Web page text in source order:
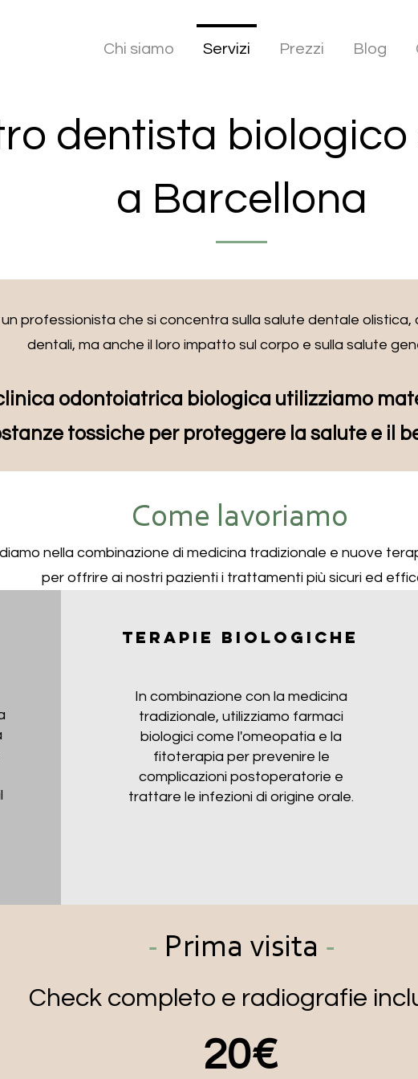
Chi siamo Servizi Prezzi Blog
dentista biologico
a Barcellona
professionista che si concentra sulla salute dentale
dentali, ma anche il loro impatto sul corpo e sulla salute
odontoiatrica biologica utilizziamo
tossiche per proteggere la salute e il
Come lavoriamo
nella combinazione di medicina tradizionale e nuove
per offrire ai nostri pazienti i trattamenti più sicuri ed
Terapie biologiche
In combinazione con la medicina
tradizionale, utilizziamo farmaci
biologici come l'omeopatia e la
fitoterapia per prevenire le
complicazioni postoperatorie e
trattare le infezioni di origine orale.
- Prima visita -
Check completo e radiografie
20€